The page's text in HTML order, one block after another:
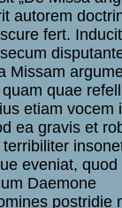
autorem
fert.
Missam
quae
etiam vocem
ea gravis et
eveniat, quod
Daemone
postridie